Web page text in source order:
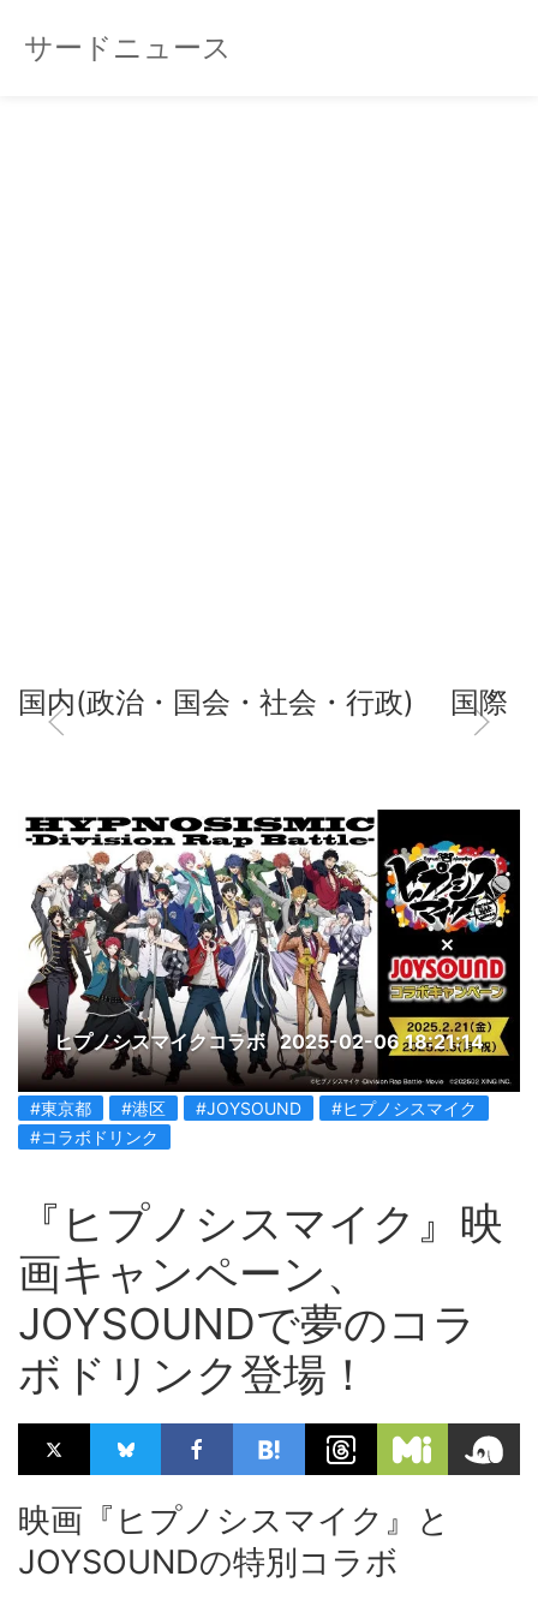
サードニュース
国内(政治・国会・社会・行政) 国際
ヒプノシスマイクコラボ 2025-02-06 18:21:14
#東京都 #港区 #JOYSOUND
#ヒプノシスマイク
#コラボドリンク
『ヒプノシスマイク』映
画キャンペーン、
JOYSOUNDで夢のコラ
ボドリンク登場！
映画『ヒプノシスマイク』と
JOYSOUNDの特別コラボ